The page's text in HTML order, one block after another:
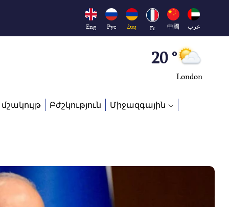
Eng Рус Հայ Fr 中國 عرب 45 °
Dubai
20 °
London
16 °
Բժշկություն
Միջազգային